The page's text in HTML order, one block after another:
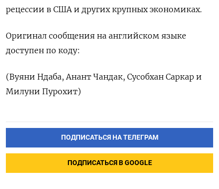
рецессии в США и других крупных экономиках.
Оригинал сообщения на английском языке
доступен по коду:
(Вуяни Ндаба, Анант Чандак, Сусобхан Саркар и
Милуни Пурохит)
ПОДПИСАТЬСЯ НА ТЕЛЕГРАМ
ПОДПИСАТЬСЯ В GOOGLE